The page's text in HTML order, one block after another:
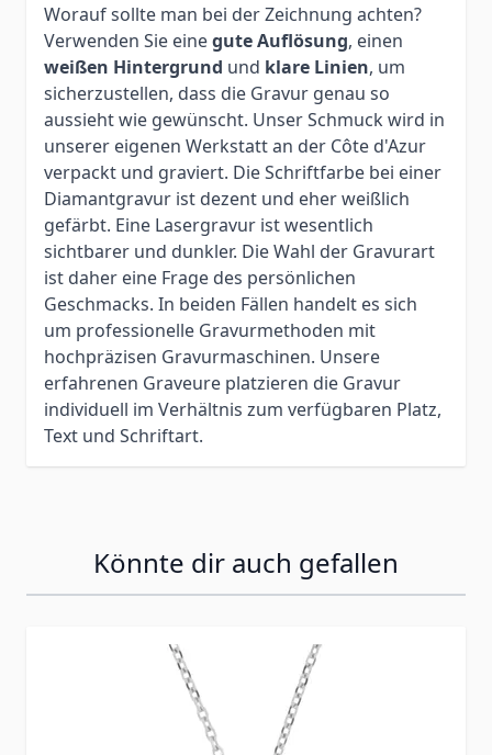
Worauf sollte man bei der Zeichnung achten?
Verwenden Sie einegute Auflösung, einen
weißen Hintergrund und klare Linien, um
sicherzustellen, dass die Gravur genau so
aussieht wie gewünscht. Unser Schmuck wird in
unserer eigenen Werkstatt an der Côte d'Azur
verpackt und graviert. Die Schriftfarbe bei einer
Diamantgravur ist dezent und eher weißlich
gefärbt. Eine Lasergravur ist wesentlich
sichtbarer und dunkler. Die Wahl der Gravurart
ist daher eine Frage des persönlichen
Geschmacks. In beiden Fällen handelt es sich
um professionelle Gravurmethoden mit
hochpräzisen Gravurmaschinen. Unsere
erfahrenen Graveure platzieren die Gravur
individuell im Verhältnis zum verfügbaren Platz,
Text und Schriftart.
Könnte dir auch gefallen